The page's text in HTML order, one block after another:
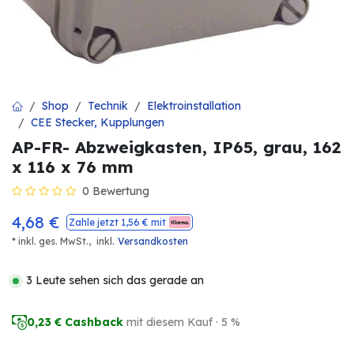
Shop Technik
Elektroinstallation
CEE Stecker, Kupplungen
AP-FR- Abzweigkasten, IP65, grau, 162
x 116 x 76 mm
0 Bewertung
4,68 € Zahle jetzt 1,56 € mit
* inkl. ges. MwSt., inkl . Versandkosten
3 Leute sehen sich das gerade an
0,23 € Cashback mit diesem Kauf · 5 %